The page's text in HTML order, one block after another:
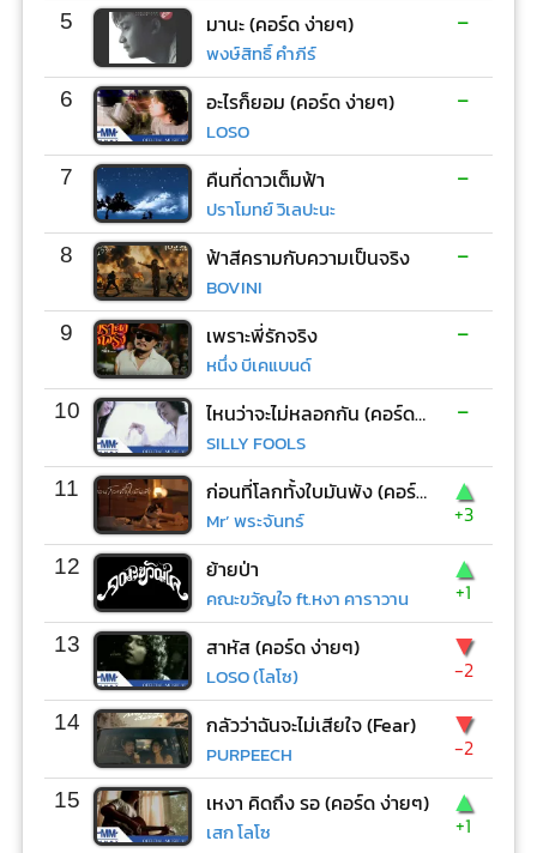
5 มานะ (คอร์ด ง่ายๆ)
พงษ์สิทธิ์ คำภีร์
-
6 อะไรก็ยอม (คอร์ด ง่ายๆ)
LOSO
-
7 คืนที่ดาวเต็มฟ้า
ปราโมทย์ วิเลปะนะ
-
8 ฟ้าสีครามกับความเป็นจริง
BOVINI
-
9 เพราะพี่รักจริง
หนึ่ง บีเคแบนด์
-
10 ไหนว่าจะไม่หลอกกัน (คอร์ด ง่ายๆ)
SILLY FOOLS
-
11 ก่อนที่โลกทั้งใบมันพัง (คอร์ด ง่ายๆ)
Mr’ พระจันทร์
▲
+3
12 ย้ายป่า
คณะขวัญใจ ft.หงา คาราวาน
▲
+1
13 สาหัส (คอร์ด ง่ายๆ)
LOSO (โลโซ)
▼
-2
14 กลัวว่าฉันจะไม่เสียใจ (Fear)
PURPEECH
▼
-2
15 เหงา คิดถึง รอ (คอร์ด ง่ายๆ)
เสก โลโซ
▲
+1